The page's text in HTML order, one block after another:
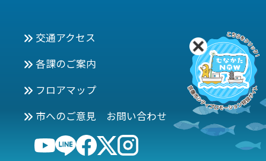
交通アクセス
各課のご案内
フロアマップ
市へのご意見 お問い合わせ